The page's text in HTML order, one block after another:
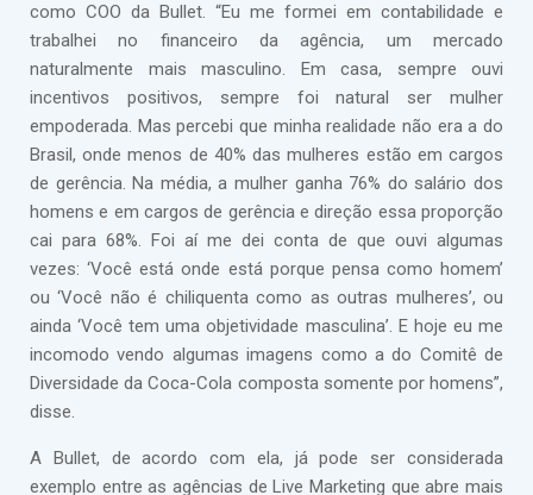
como COO da Bullet. “Eu me formei em contabilidade e
trabalhei no financeiro da agência, um mercado
naturalmente mais masculino. Em casa, sempre ouvi
incentivos positivos, sempre foi natural ser mulher
empoderada. Mas percebi que minha realidade não era a do
Brasil, onde menos de 40% das mulheres estão em cargos
de gerência. Na média, a mulher ganha 76% do salário dos
homens e em cargos de gerência e direção essa proporção
cai para 68%. Foi aí me dei conta de que ouvi algumas
vezes: ‘Você está onde está porque pensa como homem’
ou ‘Você não é chiliquenta como as outras mulheres’, ou
ainda ‘Você tem uma objetividade masculina’. E hoje eu me
incomodo vendo algumas imagens como a do Comitê de
Diversidade da Coca-Cola composta somente por homens”,
disse.
A Bullet, de acordo com ela, já pode ser considerada
exemplo entre as agências de Live Marketing que abre mais